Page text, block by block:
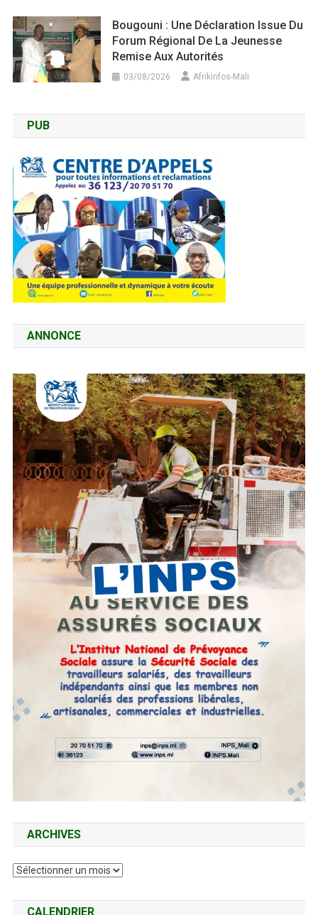
Bougouni : Une Déclaration Issue Du
Forum Régional De La Jeunesse
Remise Aux Autorités
03/08/2026 Afrikinfos-Mali
PUB
ANNONCE
ARCHIVES
Archives
CALENDRIER